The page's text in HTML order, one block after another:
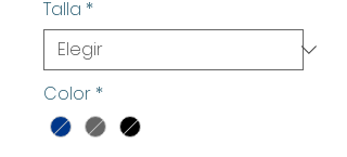
Talla *
Color *